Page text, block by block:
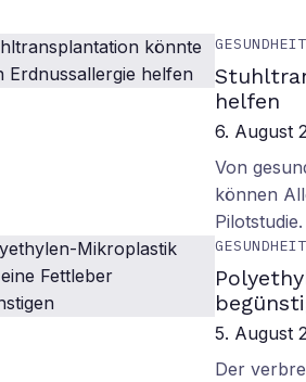
helfen
6. August
Von
können
Pilotstudie.
5. August
Der